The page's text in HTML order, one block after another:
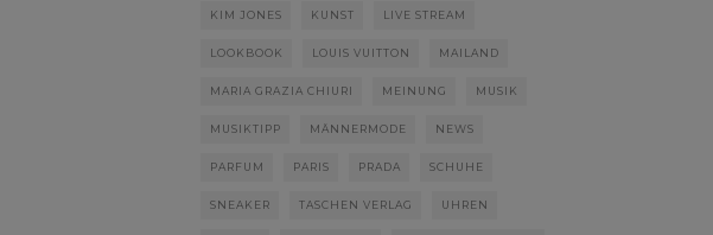
KIM JONES KUNST LIVE STREAM
LOOKBOOK LOUIS VUITTON MAILAND
MARIA GRAZIA CHIURI MEINUNG MUSIK
MUSIKTIPP MÄNNERMODE NEWS
PARFUM PARIS PRADA SCHUHE
SNEAKER TASCHEN VERLAG UHREN